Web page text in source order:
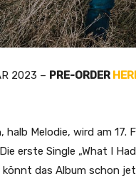
2023 – PRE-ORDER
Melodie, wird am 17.
erste Single „What I
das Album schon